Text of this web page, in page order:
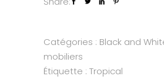
Catégories : Black and
mobiliers
Étiquette : Tropical